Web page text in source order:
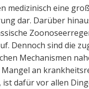
medizinisch eine
dar. Darüber
Dennoch sind die
Mechanismen
an
dafür vor allen